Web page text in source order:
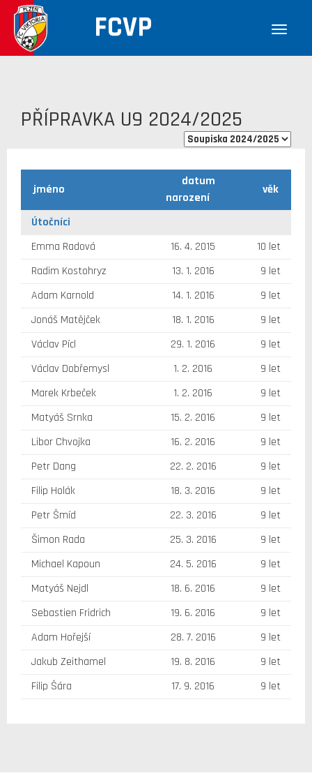
FCVP
PŘÍPRAVKA U9 2024/2025
jméno
datum
narození
věk
Útočníci
Emma Radová
16. 4. 2015
10 let
Radim Kostohryz
13. 1. 2016
9 let
Adam Karnold
14. 1. 2016
9 let
Jonáš Matějček
18. 1. 2016
9 let
Václav Pícl
29. 1. 2016
9 let
Václav Dobřemysl
1. 2. 2016
9 let
Marek Krbeček
1. 2. 2016
9 let
Matyáš Srnka
15. 2. 2016
9 let
Libor Chvojka
16. 2. 2016
9 let
Petr Dang
22. 2. 2016
9 let
Filip Holák
18. 3. 2016
9 let
Petr Šmíd
22. 3. 2016
9 let
Šimon Rada
25. 3. 2016
9 let
Michael Kapoun
24. 5. 2016
9 let
Matyáš Nejdl
18. 6. 2016
9 let
Sebastien Fridrich
19. 6. 2016
9 let
Adam Hořejší
28. 7. 2016
9 let
Jakub Zeithamel
19. 8. 2016
9 let
Filip Šára
17. 9. 2016 9 let